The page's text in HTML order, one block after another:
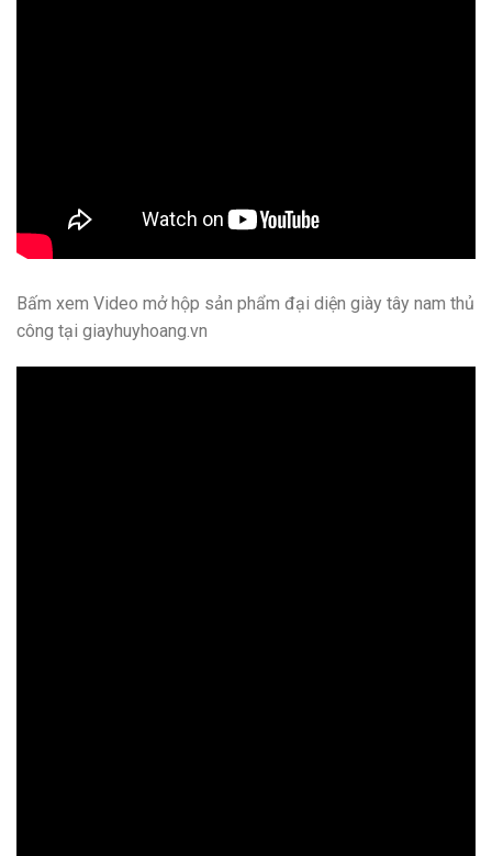
Bấm xem Video mở hộp sản phẩm đại diện giày tây nam thủ
công tại giayhuyhoang.vn